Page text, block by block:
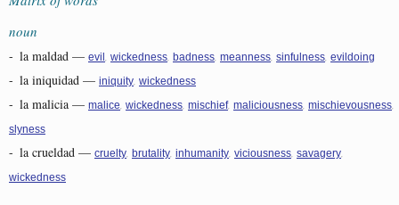
noun
- la maldad — evil wickedness badness meanness sinfulness evildoing
- la iniquidad — iniquity wickedness
- la malicia — malice wickedness mischief, maliciousness mischievousness
slyness
- la crueldad — cruelty brutality inhumanity viciousness savagery
wickedness